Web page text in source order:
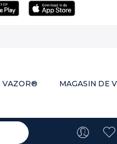
VAZOR® MAGASIN DE